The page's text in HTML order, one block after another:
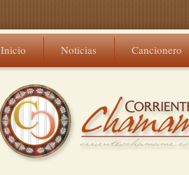
Inicio Noticias Cancionero